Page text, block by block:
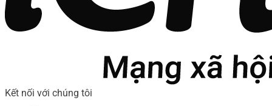
Kết nối với chúng tôi